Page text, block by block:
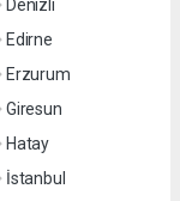
Denizli
Edirne
Erzurum
Giresun
Hatay
İstanbul